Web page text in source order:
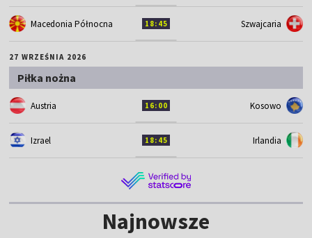
Macedonia Północna 18:45 Szwajcaria
27 WRZEŚNIA 2026
Piłka nożna
Austria 16:00 Kosowo
Izrael 18:45 Irlandia
Najnowsze